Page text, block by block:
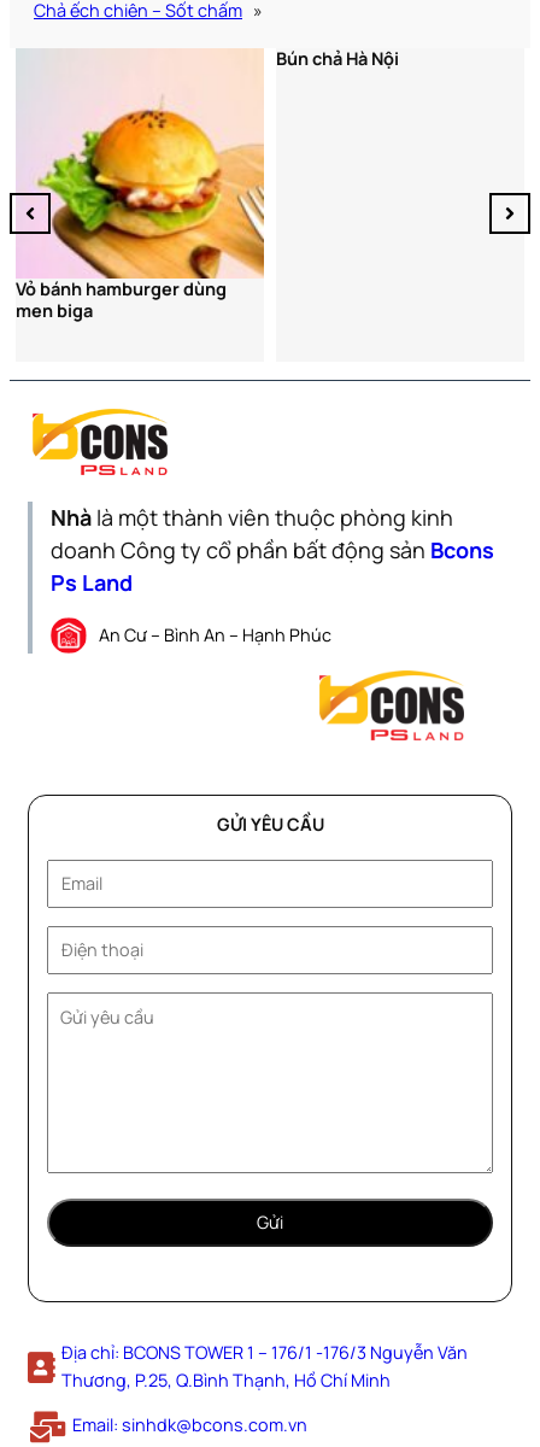
Chả ếch chiên – Sốt chấm »
Vỏ bánh hamburger dùng
men biga
Bún chả Hà Nội
Nhà là một thành viên thuộc phòng kinh
doanh Công ty cổ phần bất động sản Bcons
Ps Land
An Cư – Bình An – Hạnh Phúc
GỬI YÊU CẦU
Địa chỉ: BCONS TOWER 1 – 176/1 -176/3 Nguyễn Văn
Thương, P.25, Q.Bình Thạnh, Hồ Chí Minh
Email: sinhdk@bcons.com.vn